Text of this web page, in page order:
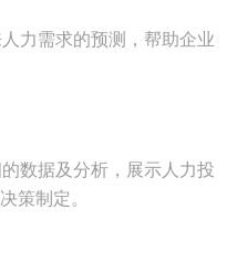
力需求的预测，帮助企业
数据及分析，展示人力投
策制定。